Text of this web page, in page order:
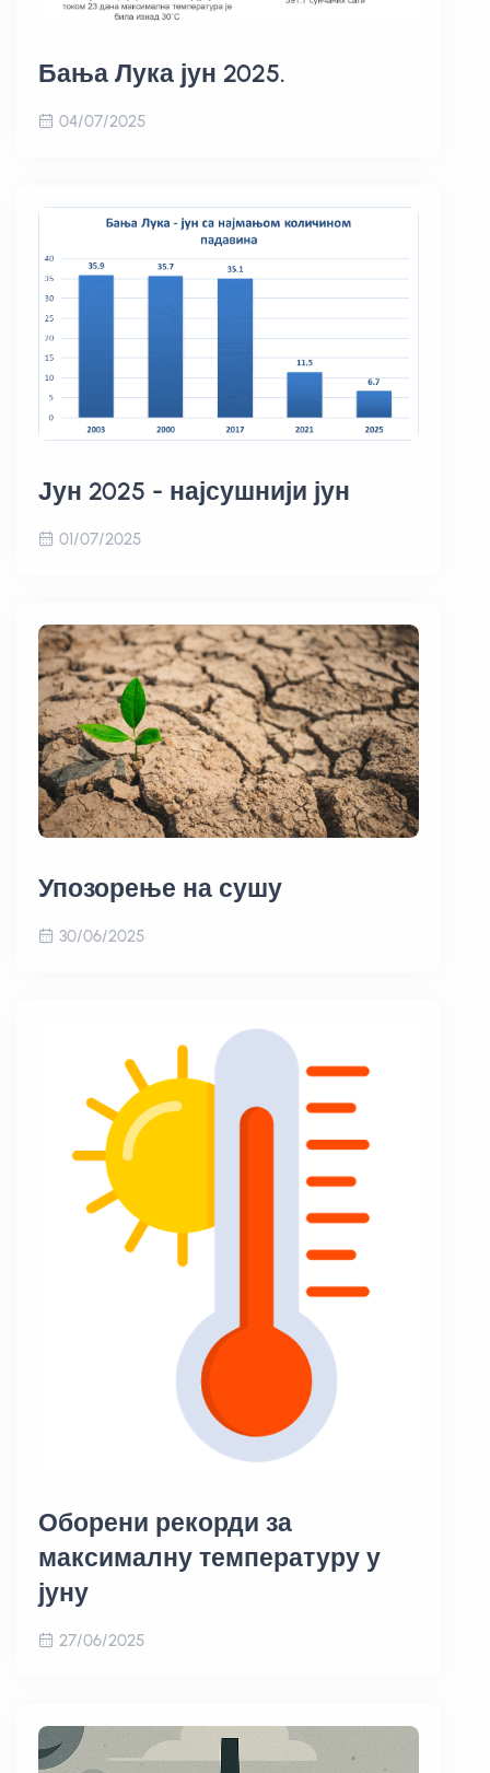
Бања Лука јун 2025.
04/07/2025
Јун 2025 - најсушнији јун
01/07/2025
Упозорење на сушу
30/06/2025
Оборени рекорди за
максималну температуру у
јуну
27/06/2025